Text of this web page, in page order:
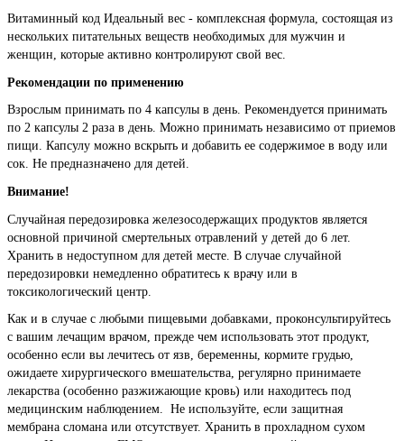
Витаминный код Идеальный вес - комплексная формула, состоящая из
нескольких питательных веществ необходимых для мужчин и
женщин, которые активно контролируют свой вес.
Рекомендации по применению
Взрослым принимать по 4 капсулы в день. Рекомендуется принимать
по 2 капсулы 2 раза в день. Можно принимать независимо от приемов
пищи. Капсулу можно вскрыть и добавить ее содержимое в воду или
сок. Не предназначено для детей.
Внимание!
Случайная передозировка железосодержащих продуктов является
основной причиной смертельных отравлений у детей до 6 лет.
Хранить в недоступном для детей месте. В случае случайной
передозировки немедленно обратитесь к врачу или в
токсикологический центр.
Как и в случае с любыми пищевыми добавками, проконсультируйтесь
с вашим лечащим врачом, прежде чем использовать этот продукт,
особенно если вы лечитесь от язв, беременны, кормите грудью,
ожидаете хирургического вмешательства, регулярно принимаете
лекарства (особенно разжижающие кровь) или находитесь под
медицинским наблюдением. Не используйте, если защитная
мембрана сломана или отсутствует. Хранить в прохладном сухом